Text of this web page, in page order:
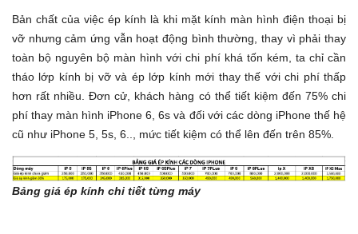
Bản chất của việc ép kính là khi mặt kính màn hình điện thoại bị
vỡ nhưng cảm ứng vẫn hoạt động bình thường, thay vì phải thay
toàn bộ nguyên bộ màn hình với chi phí khá tốn kém, ta chỉ cần
tháo lớp kính bị vỡ và ép lớp kính mới thay thế với chi phí thấp
hơn rất nhiều. Đơn cử, khách hàng có thể tiết kiệm đến 75% chi
phí thay màn hình iPhone 6, 6s và đối với các dòng iPhone thế hệ
cũ như iPhone 5, 5s, 6.., mức tiết kiệm có thể lên đến trên 85%.
Bảng giá ép kính chi tiết từng máy